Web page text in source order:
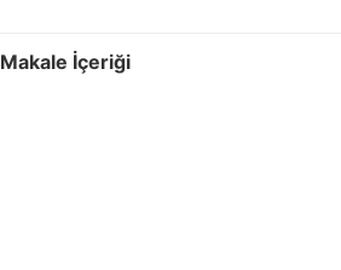
Makale İçeriği